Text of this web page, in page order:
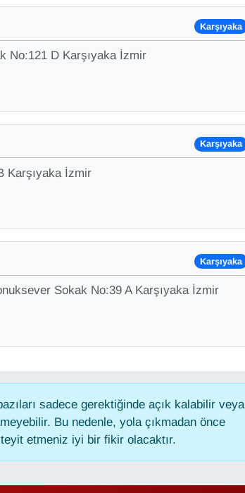
Karşıyaka
No:121 D Karşıyaka İzmir
Karşıyaka
Karşıyaka İzmir
Karşıyaka
Sokak No:39 A Karşıyaka İzmir
sadece gerektiğinde açık kalabilir veya
Bu nedenle, yola çıkmadan önce
teyit etmeniz iyi bir fikir olacaktır.